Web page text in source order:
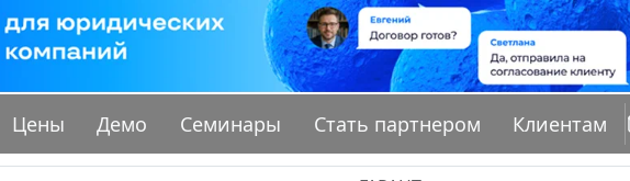
Цены Демо Семинары Стать партнером Клиентам